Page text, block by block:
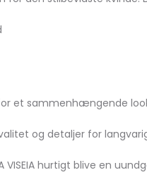
et sammenhængende
og detaljer for
hurtigt blive en